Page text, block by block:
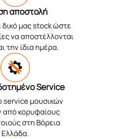
αποστολή
μας stock ώστε
να αποστέλλονται
την ίδια ημέρα.
Service
service μουσικών
από κορυφαίους
στη Βόρεια
Ελλάδα.